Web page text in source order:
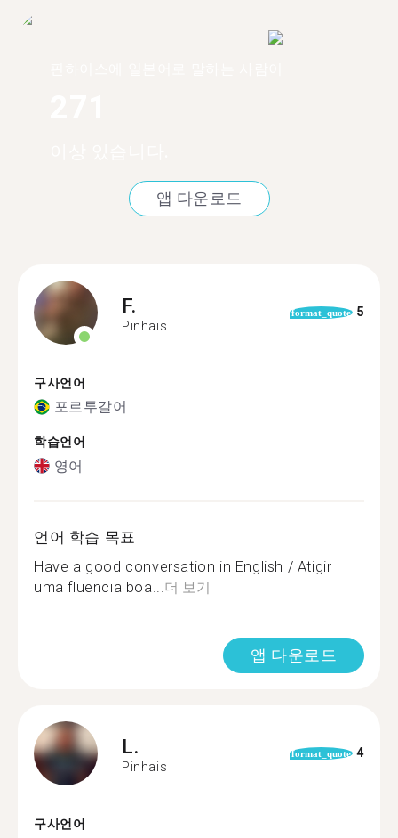
앱 다운로드
F.
Pinhais
format_quote 5
구사언어
포르투갈어
학습언어
영어
언어 학습 목표
Have a good conversation in English / Atigir
uma fluencia boa... 더 보기
앱 다운로드
L.
Pinhais
format_quote 4
구사언어